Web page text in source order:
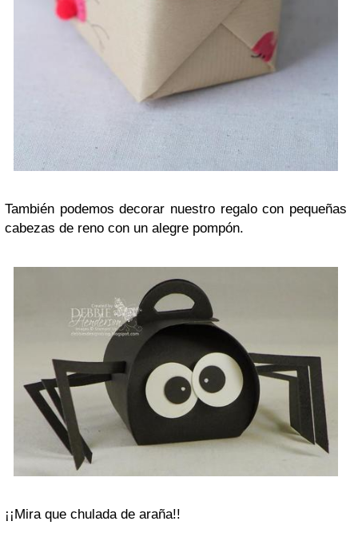
También podemos decorar nuestro regalo con pequeñas
cabezas de reno con un alegre pompón.
¡¡Mira que chulada de araña!!